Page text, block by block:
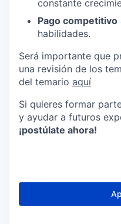
constante
Pago competitivo
habilidades.
Será importante que
una revisión de los
del temario aquí
Si quieres formar
y ayudar a futuros
¡postúlate ahora!